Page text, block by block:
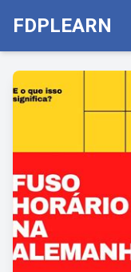
FDPLEARN